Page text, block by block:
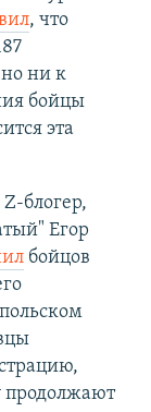
, что
ни к
бойцы
эта
блогер,
Егор
бойцов
продолжают